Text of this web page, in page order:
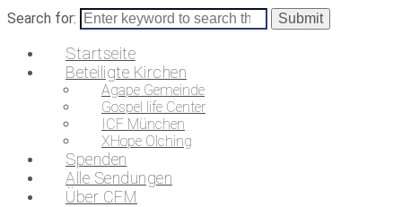
Search for:
Startseite
Beteiligte Kirchen
Agape Gemeinde
Gospel life Center
ICF München
XHope Olching
Spenden
Alle Sendungen
Über CFM